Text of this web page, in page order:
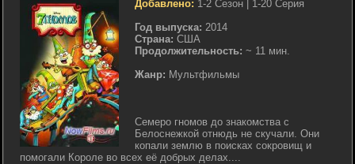
Добавлено: 1-2 Сезон | 1-20 Серия
Год выпуска: 2014
Страна: CША
Продолжительность: ~ 11 мин.
Жанр: Мультфильмы
Семеро гномов до знакомства с
Белоснежкой отнюдь не скучали. Они
копали землю в поисках сокровищ и
помогали Короле во всех её добрых делах....